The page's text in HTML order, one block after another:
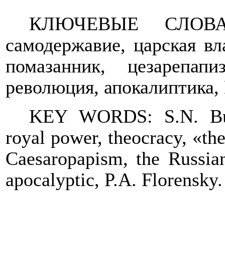
КЛЮЧЕВЫЕ
самодержавие, царская
помазанник,
революция,
KEY WORDS: S.N.
royal power, theocracy,
Caesaropapism, the
apocalyptic, P.A. Florensky.